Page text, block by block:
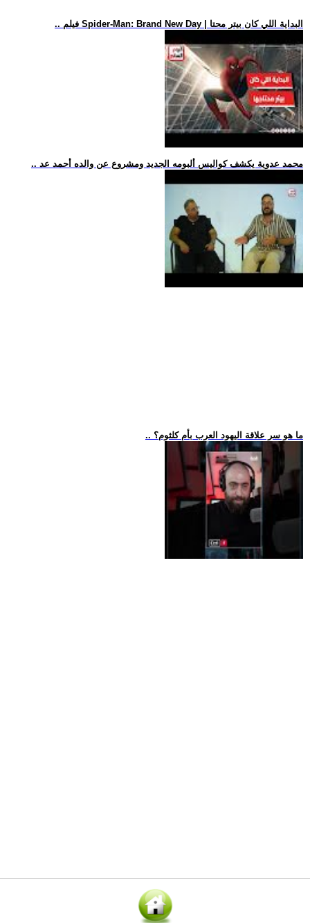
.. فيلم Spider-Man: Brand New Day | البداية اللي كان بيتر محتا
.. محمد عدوية يكشف كواليس ألبومه الجديد ومشروع عن والده أحمد عد
.. ما هو سر علاقة اليهود العرب بأم كلثوم؟